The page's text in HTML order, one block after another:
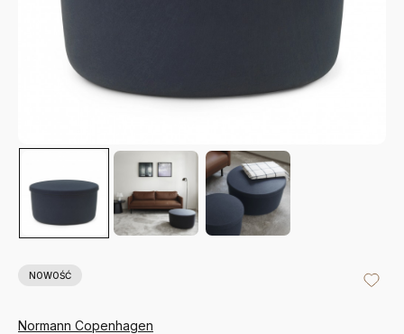
NOWOŚĆ
Normann Copenhagen